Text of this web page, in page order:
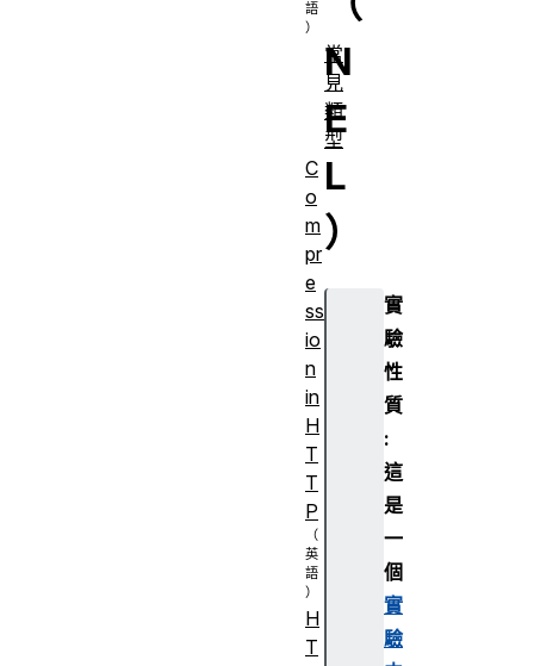
N
E
L
）
實
驗
性
質
:
這
是
一
個
實
驗
常
見
類
型
C
o
m
pr
e
ss
io
n
in
H
T
T
P
H
T